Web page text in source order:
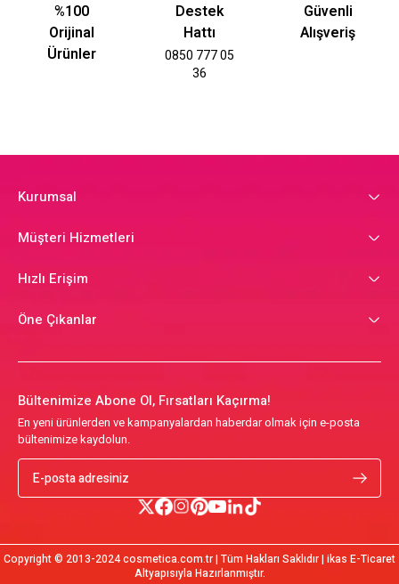
%100
Orijinal
Ürünler
Destek
Hattı
0850 777 05
36
Güvenli
Alışveriş
Kurumsal
Müşteri Hizmetleri
Hızlı Erişim
Öne Çıkanlar
Bültenimize Abone Ol, Fırsatları Kaçırma!
En yeni ürünlerden ve kampanyalardan haberdar olmak için e-posta
bültenimize kaydolun.
Copyright © 2013-2024 cosmetica.com.tr | Tüm Hakları Saklıdır | ikas E-Ticaret
Altyapısıyla Hazırlanmıştır.